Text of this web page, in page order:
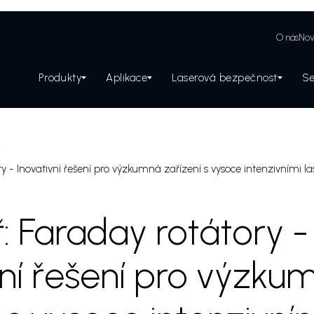
O nás
Produkty Aplikace Laserová bezpečnost
- Inovativní řešení pro výzkumná zařízení s vysoce intenzivními
Faraday rotátory -
řešení pro